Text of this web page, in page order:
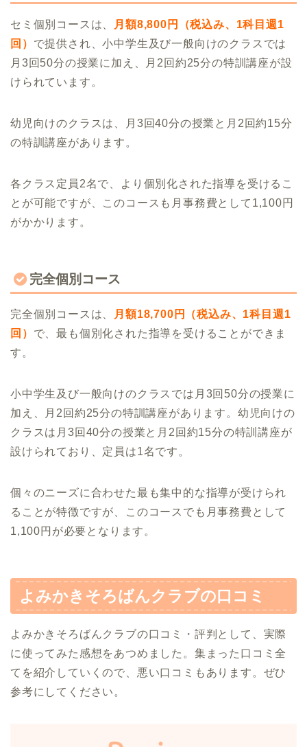
セミ個別コースは、
月額8,800円（税込み、1科目週1
回） で提供され、小中学生及び一般向けのクラスでは
月3回50分の授業に加え、月2回約25分の特訓講座が設
けられています。
幼児向けのクラスは、月3回40分の授業と月2回約15分
の特訓講座があります。
各クラス定員2名で、より個別化された指導を受けるこ
とが可能ですが、このコースも月事務費として1,100円
がかかります。
完全個別コース
完全個別コースは、
月額18,700円（税込み、1科目週1
回） で、最も個別化された指導を受けることができま
す。
小中学生及び一般向けのクラスでは月3回50分の授業に
加え、月2回約25分の特訓講座があります。幼児向けの
クラスは月3回40分の授業と月2回約15分の特訓講座が
設けられており、定員は1名です。
個々のニーズに合わせた最も集中的な指導が受けられ
ることが特徴ですが、このコースでも月事務費として
1,100円が必要となります。
よみかきそろばんクラブの口コミ
よみかきそろばんクラブの口コミ・評判として、実際
に使ってみた感想をあつめました。集まった口コミ全
てを紹介していくので、悪い口コミもあります。ぜひ
参考にしてください。